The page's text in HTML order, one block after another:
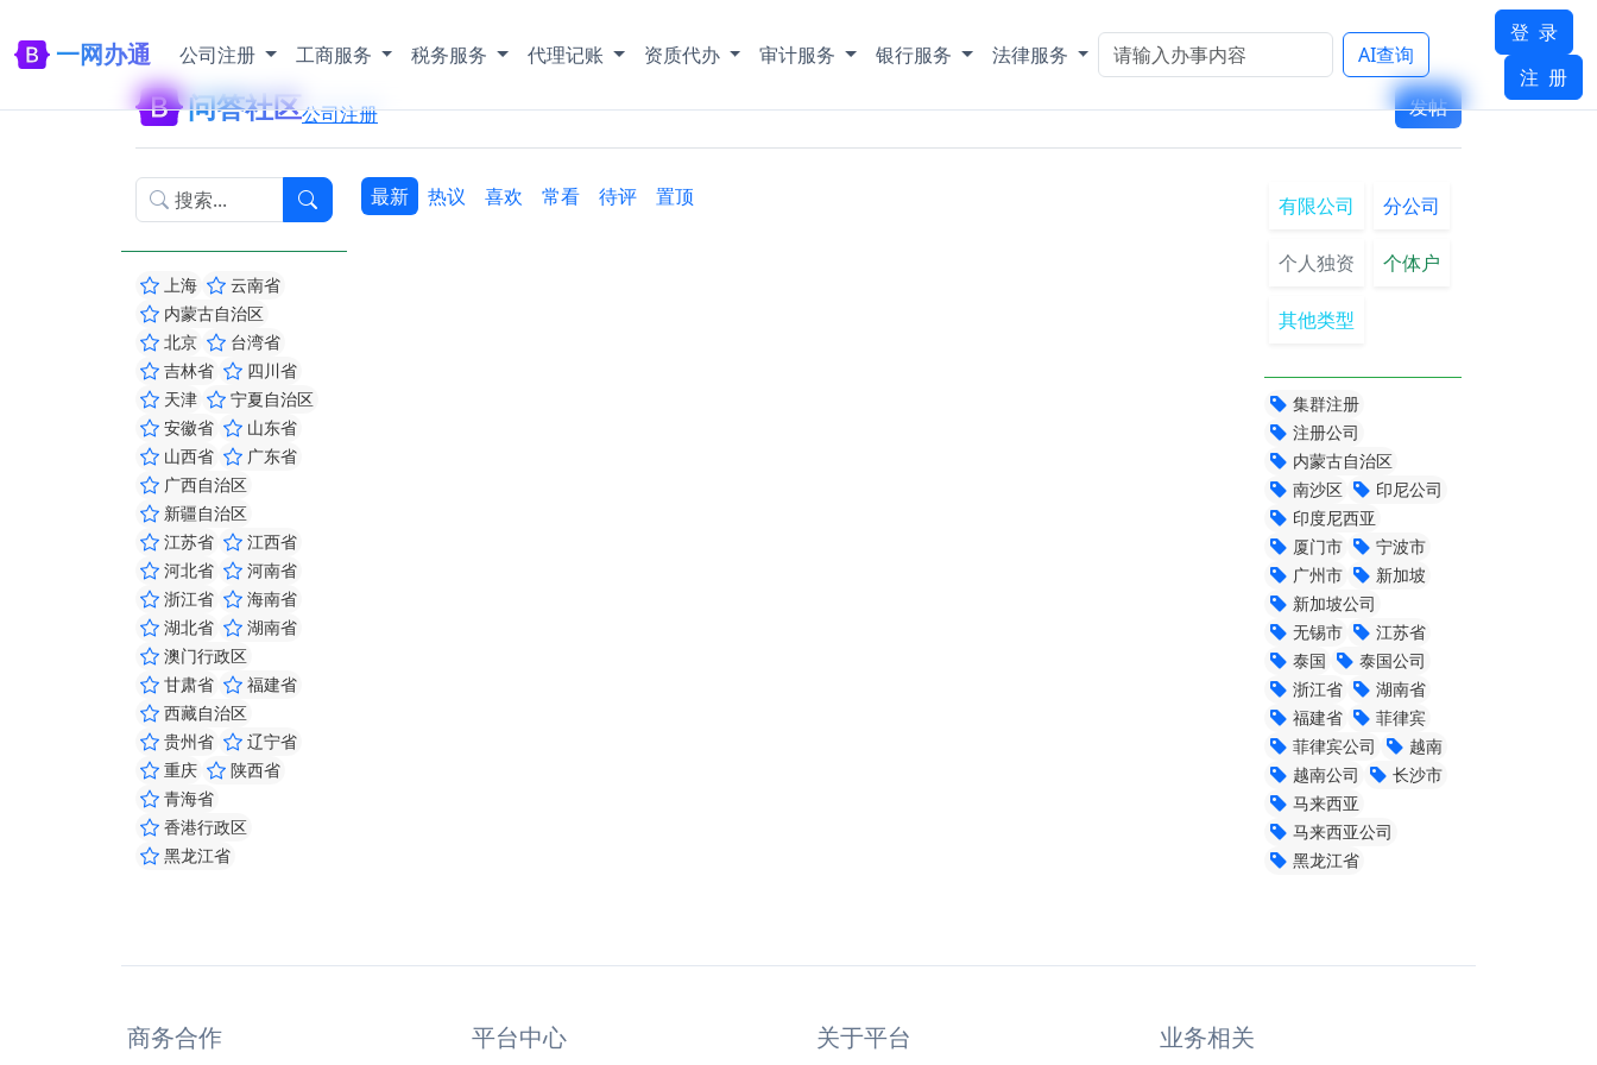
一网办通 公司注册 工商服务 税务服务 代理记账 资质代办 审计服务 银行服务 法律服务 AI查询
登 录
注 册
问答社区公司注册 发帖
上海
云南省
内蒙古自治区
北京
台湾省
吉林省
四川省
天津
宁夏自治区
安徽省
山东省
山西省
广东省
广西自治区
新疆自治区
江苏省
江西省
河北省
河南省
浙江省
海南省
湖北省
湖南省
澳门行政区
甘肃省
福建省
西藏自治区
贵州省
辽宁省
重庆
陕西省
青海省
香港行政区
黑龙江省
最新 热议 喜欢 常看 待评 置顶 有限公司 分公司
个人独资 个体户
其他类型
集群注册
注册公司
内蒙古自治区
南沙区
印尼公司
印度尼西亚
厦门市
宁波市
广州市
新加坡
新加坡公司
无锡市
江苏省
泰国
泰国公司
浙江省
湖南省
福建省
菲律宾
菲律宾公司
越南
越南公司
长沙市
马来西亚
马来西亚公司
黑龙江省
商务合作 平台中心 关于平台 业务相关